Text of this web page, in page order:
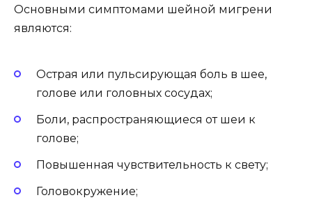
Основными симптомами шейной мигрени
являются:
Острая или пульсирующая боль в шее,
голове или головных сосудах;
Боли, распространяющиеся от шеи к
голове;
Повышенная чувствительность к свету;
Головокружение;